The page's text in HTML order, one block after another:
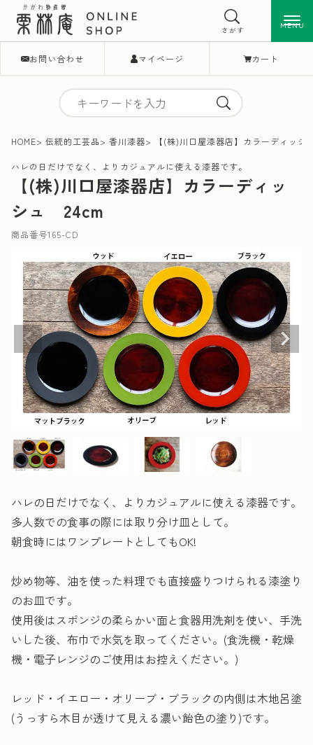
お問い合わせ マイページ カート
MENU
さがす MENU
HOME 伝統的工芸品 香川漆器 【(株)川口屋漆器店】カラーディッ
ハレの日だけでなく、よりカジュアルに使える漆器です。
【(株)川口屋漆器店】カラーディッ
シュ 24cm
商品番号165-CD
ハレの日だけでなく、よりカジュアルに使える漆器です。
多人数での食事の際には取り分け皿として。
朝食時にはワンプレートとしてもOK!
炒め物等、油を使った料理でも直接盛りつけられる漆塗り
のお皿です。
使用後はスポンジの柔らかい面と食器用洗剤を使い、手洗
いした後、布巾で水気を取ってください。(食洗機・乾燥
機・電子レンジのご使用はお控えください。)
レッド・イエロー・オリーブ・ブラックの内側は木地呂塗
(うっすら木目が透けて見える濃い飴色の塗り)です。